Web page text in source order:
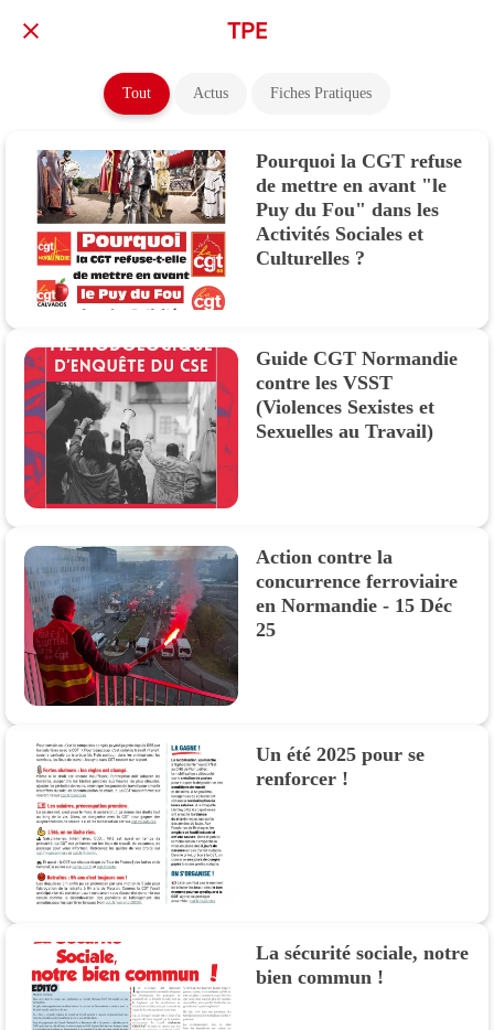
TPE
Tout Actus Fiches Pratiques
Pourquoi la CGT refuse
de mettre en avant "le
Puy du Fou" dans les
Activités Sociales et
Culturelles ?
Guide CGT Normandie
contre les VSST
(Violences Sexistes et
Sexuelles au Travail)
Action contre la
concurrence ferroviaire
en Normandie - 15 Déc
25
Un été 2025 pour se
renforcer !
La sécurité sociale, notre
bien commun !